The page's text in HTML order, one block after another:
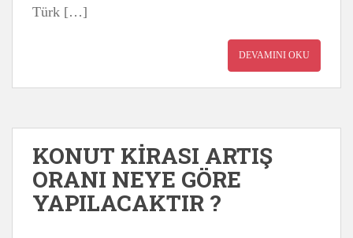
Türk […]
DEVAMINI OKU
KONUT KİRASI ARTIŞ
ORANI NEYE GÖRE
YAPILACAKTIR ?